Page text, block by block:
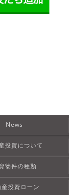
News
投資について
物件の種類
投資ローン